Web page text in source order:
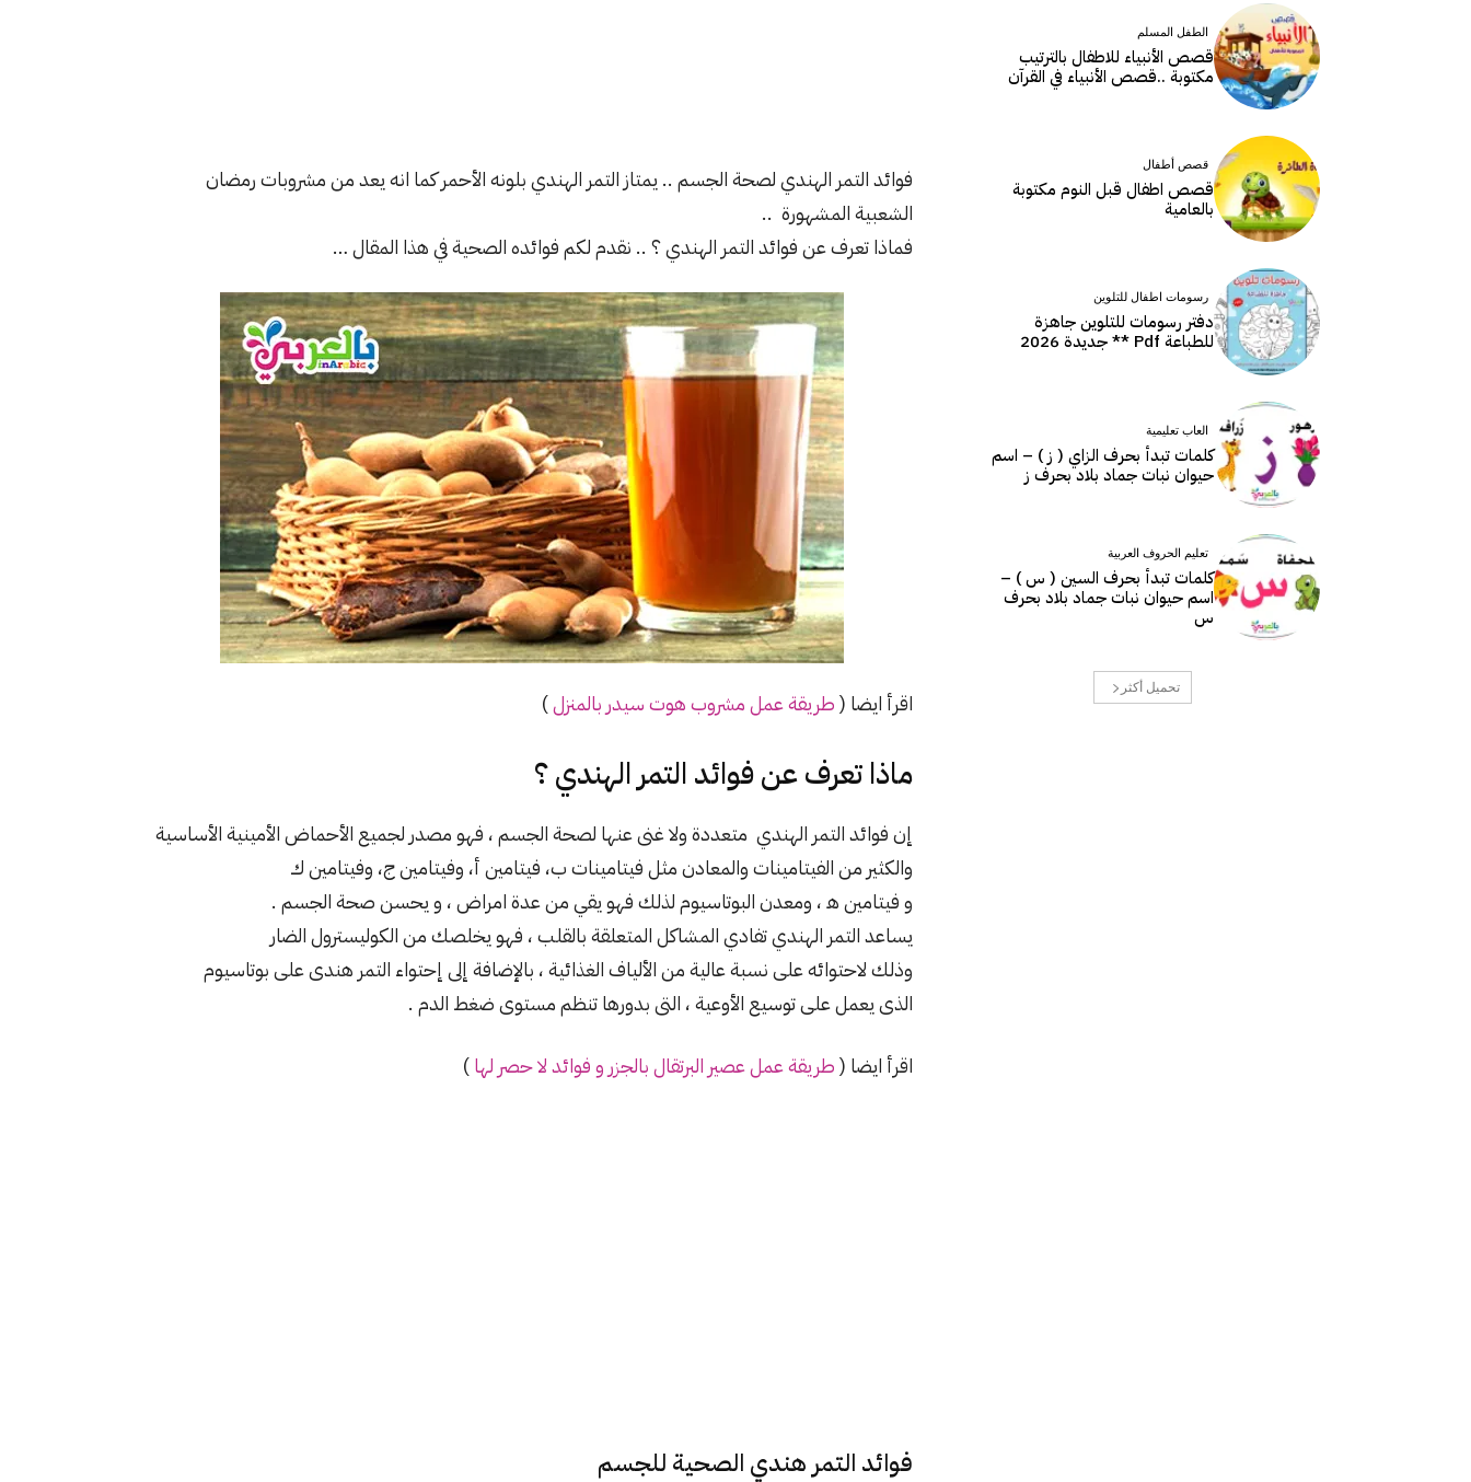
فوائد التمر الهندي لصحة الجسم .. يمتاز التمر الهندي بلونه الأحمر كما انه يعد من مشروبات رمضان
الشعبية المشهورة ..
فماذا تعرف عن فوائد التمر الهندي ؟ .. نقدم لكم فوائده الصحية في هذا المقال …
اقرأ ايضا (طريقة عمل مشروب هوت سيدر بالمنزل)
ماذا تعرف عن فوائد التمر الهندي ؟
إن فوائد التمر الهندي متعددة ولا غنى عنها لصحة الجسم ، فهو مصدر لجميع الأحماض الأمينية الأساسية
والكثير من الفيتامينات والمعادن مثل فيتامينات ب، فيتامين أ، وفيتامين ج، وفيتامين ك
و فيتامين ھ ، ومعدن البوتاسيوم لذلك فهو يقي من عدة امراض ، و يحسن صحة الجسم .
يساعد التمر الهندي تفادي المشاكل المتعلقة بالقلب ، فهو يخلصك من الكوليسترول الضار
وذلك لاحتوائه على نسبة عالية من الألياف الغذائية ، بالإضافة إلى إحتواء التمر هندى على بوتاسيوم
الذى يعمل على توسيع الأوعية ، التى بدورها تنظم مستوى ضغط الدم .
اقرأ ايضا (طريقة عمل عصير البرتقال بالجزر و فوائد لا حصر لها)
فوائد التمر هندي الصحية للجسم
الطفل المسلم
قصص الأنبياء للاطفال بالترتيب
مكتوبة ..قصص الأنبياء في القرآن
قصص أطفال
قصص اطفال قبل النوم مكتوبة
بالعامية
رسومات اطفال للتلوين
دفتر رسومات للتلوين جاهزة
للطباعة Pdf ** جديدة 2026
العاب تعليمية
كلمات تبدأ بحرف الزاي ( ز ) – اسم
حيوان نبات جماد بلاد بحرف ز
تعليم الحروف العربية
كلمات تبدأ بحرف السين ( س ) –
اسم حيوان نبات جماد بلاد بحرف
س
تحميل أكثر